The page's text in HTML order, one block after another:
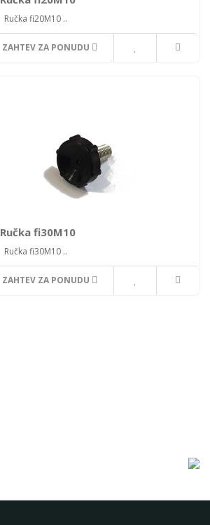
Ručka fi20M10 ..
ZAHTEV ZA PONUDU
Ručka fi30M10
Ručka fi30M10 ..
ZAHTEV ZA PONUDU